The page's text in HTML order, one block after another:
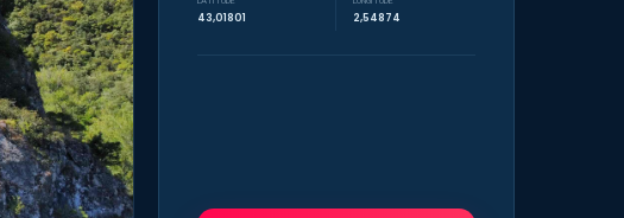
43,01801 2,54874